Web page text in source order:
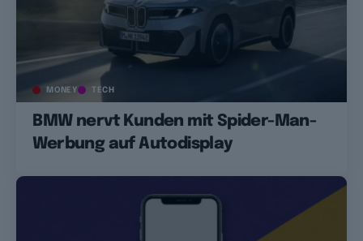
MONEY TECH
BMW nervt Kunden mit Spider-Man-
Werbung auf Autodisplay